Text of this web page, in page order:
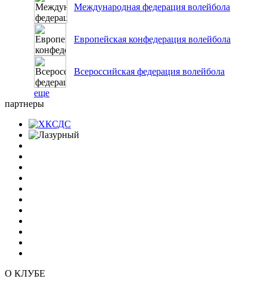
Международная федерация волейбола
Европейская конфедерация волейбола
Всероссийская федерация волейбола
еще
партнеры
О КЛУБЕ